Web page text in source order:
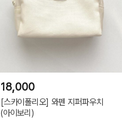
18,000
[스카이폴리오] 와펜 지퍼파우치
(아이보리)